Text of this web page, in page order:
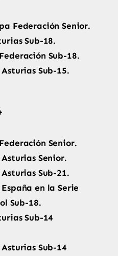
Federación Senior.
Sub-18.
Sub-18.
Sub-15.
Senior.
Senior.
Sub-21.
en la Serie
Sub-18.
Sub-14
Sub-14